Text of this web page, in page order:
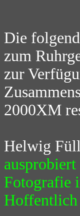
Die
zum
zur
2000XM
Helwig
Fotografie
Hoffentlich